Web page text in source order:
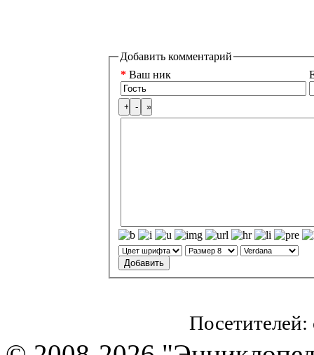
Добавить комментарий
* Ваш ник
Посетителей: